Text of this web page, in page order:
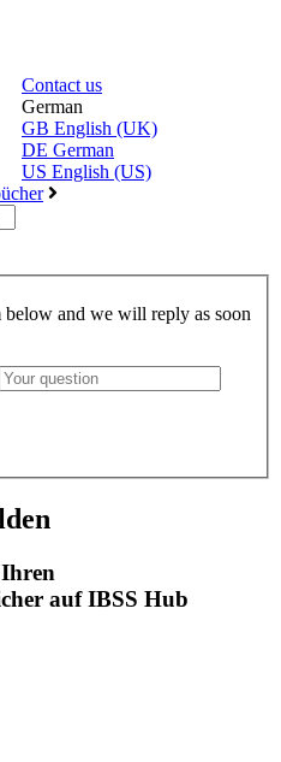
Contact us
German
GB English (UK)
DE German
US English (US)
and we will reply as soon
auf IBSS Hub